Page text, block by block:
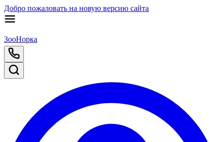
Добро пожаловать на новую версию сайта
ЗооНорка